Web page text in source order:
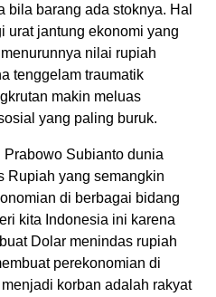
bila barang ada stoknya. Hal
urat jantung ekonomi yang
nilai rupiah
tenggelam traumatik
makin meluas
yang paling buruk.
Prabowo Subianto dunia
Rupiah yang semangkin
di berbagai bidang
kita Indonesia ini karena
Dolar menindas rupiah
perekonomian di
korban adalah rakyat